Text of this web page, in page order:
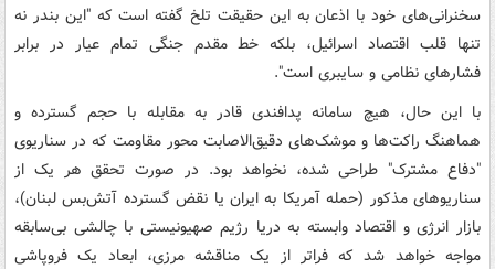
سخنرانی‌های خود با اذعان به این حقیقت تلخ گفته است که "این بندر نه
تنها قلب اقتصاد اسرائیل، بلکه خط مقدم جنگی تمام عیار در برابر
فشارهای نظامی و سایبری است".
با این حال، هیچ سامانه پدافندی قادر به مقابله با حجم گسترده و
هماهنگ راکت‌ها و موشک‌های دقیق‌الاصابت محور مقاومت که در سناریوی
"دفاع مشترک" طراحی شده، نخواهد بود. در صورت تحقق هر یک از
سناریوهای مذکور (حمله آمریکا به ایران یا نقض گسترده آتش‌بس لبنان)،
بازار انرژی و اقتصاد وابسته به دریا رژیم صهیونیستی با چالشی بی‌سابقه
مواجه خواهد شد که فراتر از یک مناقشه مرزی، ابعاد یک فروپاشی